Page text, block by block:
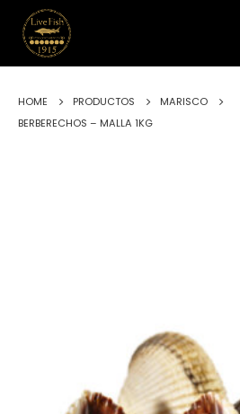
HOME PRODUCTOS
MARISCO
BERBERECHOS – MALLA 1KG